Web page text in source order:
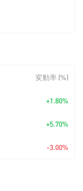
変動率 (%)
+1.80%
+5.70%
-3.00%